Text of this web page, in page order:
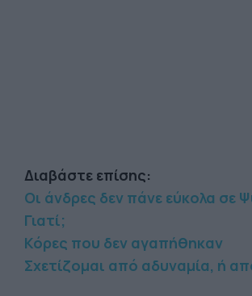
Διαβάστε επίσης:
Οι άνδρες δεν πάνε εύκολα σε
Γιατί;
Κόρες που δεν αγαπήθηκαν
Σχετίζομαι από αδυναμία, ή